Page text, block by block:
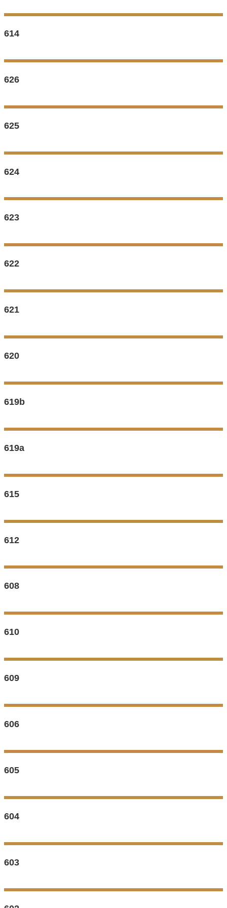
614
626
625
624
623
622
621
620
619b
619a
615
612
608
610
609
606
605
604
603